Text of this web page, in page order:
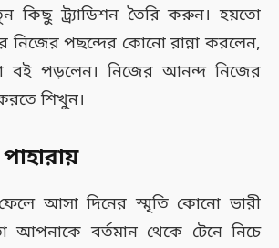
কিছু ট্র্যাডিশন তৈরি করুন। হয়তো
নিজের পছন্দের কোনো রান্না করলেন,
বই পড়লেন। নিজের আনন্দ নিজের
শিখুন।
আসা দিনের স্মৃতি কোনো ভারী
বর্তমান থেকে টেনে নিচে